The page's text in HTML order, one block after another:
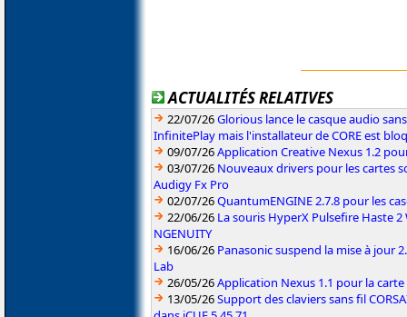
ACTUALITÉS RELATIVES
22/07/26Glorious lance le casque audio
InfinitePlay mais l'installateur de CORE est
09/07/26Application Creative Nexus 1.2
03/07/26 Nouveaux drivers pour les cartes
Audigy Fx Pro
02/07/26QuantumENGINE 2.7.8 pour les
22/06/26 La souris HyperX Pulsefire Haste
NGENUITY
16/06/26 Panasonic suspend la mise à jour
Lab
26/05/26Application Nexus 1.1 pour la
13/05/26Support des claviers sans fil